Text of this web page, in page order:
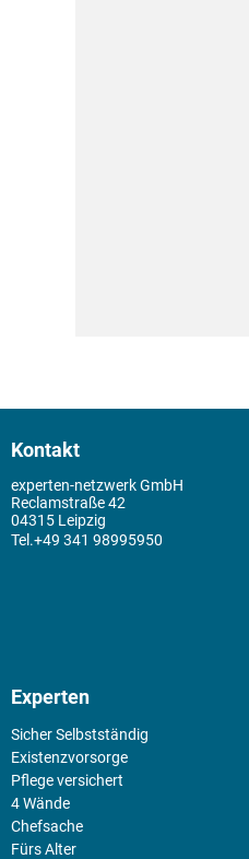
Kontakt
experten-netzwerk GmbH
Reclamstraße 42
04315 Leipzig
+49 341 98995950
Experten
Sicher Selbstständig
Existenz­vorsorge
Pflege versichert
4 Wände
Chefsache
Fürs Alter